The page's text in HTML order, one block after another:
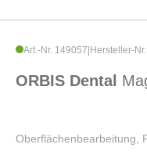
Art.-Nr. 149057 Hersteller-
ORBIS Dental
Oberflächenbearbeitung,